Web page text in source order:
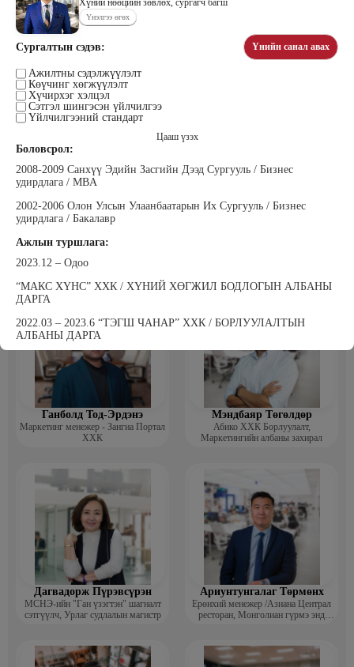
Хүний нөөцийн зөвлөх, сургагч багш
Үнэлгээ өгөх
Сургалтын сэдэв: Үнийн санал авах
Ажилтны сэдэлжүүлэлт
Көүчинг хөгжүүлэлт
Хүчирхэг хэлцэл
Сэтгэл шингэсэн үйлчилгээ
Үйлчилгээний стандарт
Цааш үзэх
Боловсрол:
2008-2009 Санхүү Эдийн Засгийн Дээд Сургууль / Бизнес
удирдлага / MBA
2002-2006 Олон Улсын Улаанбаатарын Их Сургууль / Бизнес
удирдлага / Бакалавр
Ажлын туршлага:
2023.12 – Одоо
“МАКС ХҮНС” ХХК / ХҮНИЙ ХӨГЖИЛ БОДЛОГЫН АЛБАНЫ
ДАРГА
2022.03 – 2023.6 “ТЭГШ ЧАНАР” ХХК / БОРЛУУЛАЛТЫН
АЛБАНЫ ДАРГА
2019.11-2022.04 “НОМИН ХОЛДИНГ” ХХК / СУРГАЛТ
ХӨГЖЛИЙН ХЭЛТСИЙН ДАРГА
2018.2-2019.6 “НАНО ИНТЕРНЭЙШНЛ” ХХК / ХҮНИЙ
ХӨГЖЛИЙН АЛБАНЫ ДАРГА
2013-2017.6 “СКАЙ ХАЙПЕРМАРКЕТ” ХХК / ХҮНИЙ
НӨӨЦИЙН АЛБАНЫ ДАРГА
2012.8-2013.6 “СКАЙ ТРЕЙДИНГ” ХХК / ХҮНИЙ НӨӨЦИЙН
АХЛАХ МЕНЕЖЕР
2011.8-2012.8 “СКАЙ ТРЕЙДИНГ” ХХК / СУРГАЛТЫН
Наран анд консалтинг” ХХК-ийн
Захирал
Бээжин Солонгоо
Уранбор Сэмбэрүү
Прус Центр ХХК-ийн Хяналт
шинжилгээ үнэлгээний дарга
ISO4500; ISO9001 нэгдсэн
тогтолцооны хэрэгжүүлэгч
ажилтан, сургагч багш
Ганболд Тод-Эрдэнэ
Маркетинг менежер - Зангиа Портал
ХХК
Мэндбаяр Төгөлдөр
Абико ХХК Борлуулалт,
Маркетингийн албаны захирал
Дагвадорж Пүрэвсүрэн
МСНЭ-ийн "Ган үзэгтэн" шагналт
сэтгүүлч, Урлаг судлалын магистр
Ариунтунгалаг Төрмөнх
Ерөнхий менежер /Азиана Централ
ресторан, Монголиан гүрмэ энд